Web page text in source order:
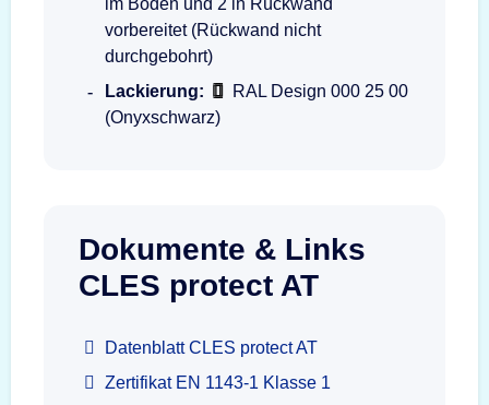
vorbereitet (Rückwand nicht
durchgebohrt)
Lackierung:
RAL Design 000 25 00
(Onyxschwarz)
Dokumente & Links
CLES protect AT
Datenblatt CLES protect AT
Zertifikat EN 1143-1 Klasse 1